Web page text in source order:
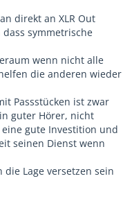
direkt an XLR Out
symmetrische
wenn nicht alle
die anderen wieder
Passstücken ist zwar
guter Hörer, nicht
gute Investition und
seinen Dienst wenn
Lage versetzen sein